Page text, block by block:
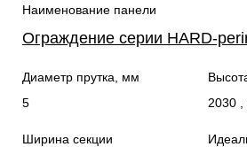
Наименование панели
Ограждение серии HARD-
Диаметр прутка, мм
5
2030 ,
Ширина секции